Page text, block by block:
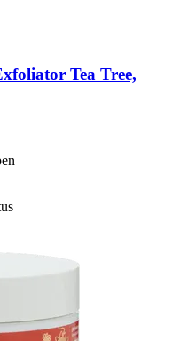
Tea Tree,